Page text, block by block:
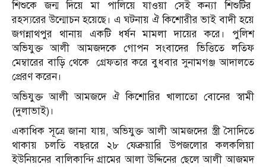
শিশুকে জন্ম দিয়ে মা পালিয়ে যাওয়া সেই কন্যা শিশুটির
রহস্যরের উন্মোচন হয়েছে। এ ঘটনায় ঐ কিশোরীর ভাই বাদী হয়ে
জগন্নাথপুর থানায় একটি ধর্ষন মামলা দায়ের করে। পুলিশ
অভিযুক্ত আলী আমজদকে গোপন সংবাদের ভিত্তিতে লতিফ
মেম্বারের বাড়ি থেকে গ্রেফতার করে বুধবার সুনামগঞ্জ আদালতে
প্রেরণ করেন।
অভিযুক্ত আলী আমজদে ঐ কিশোরির খালাতো বোনের স্বামী
(দুলাভাই)।
একাধিক সূত্রে জানা যায়, অভিযুক্ত আলী আমজদের স্ত্রী সৈাদিতে
থাকায় চলতি বছররে ২৮ ফেব্রুয়ারি উপজলোর কলকলিয়া
ইউনিয়নের বালিকান্দি গ্রামের আলা উদ্দিনের ছেলে আলী আজমদ